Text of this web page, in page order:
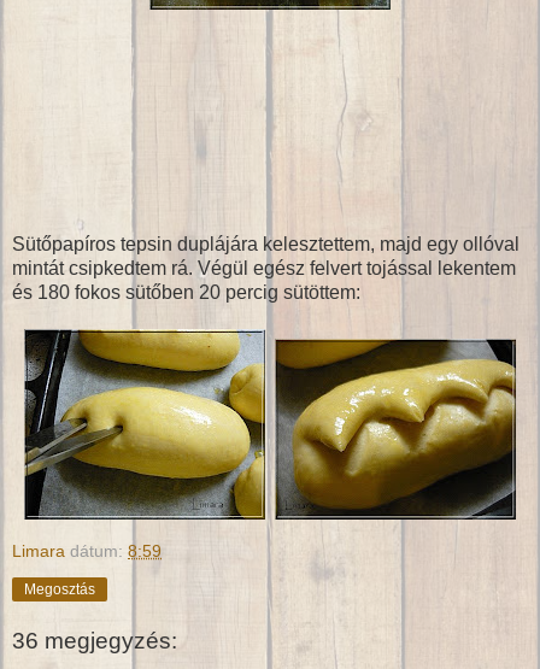
Sütőpapíros tepsin duplájára kelesztettem, majd egy ollóval
mintát csipkedtem rá. Végül egész felvert tojással lekentem
és 180 fokos sütőben 20 percig sütöttem:
Limara dátum: 8:59
Megosztás
36 megjegyzés: